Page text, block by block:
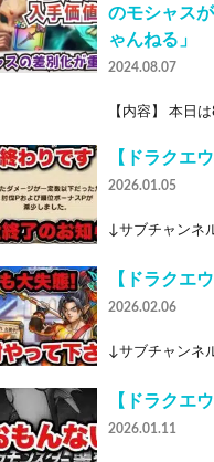
のモシャス
ゃんねる」
2024.08.07
【内容】 本日
【ドラクエ
2026.01.05
↓サブチャンネ
【ドラクエ
2026.02.06
↓サブチャンネ
【ドラクエ
2026.01.11